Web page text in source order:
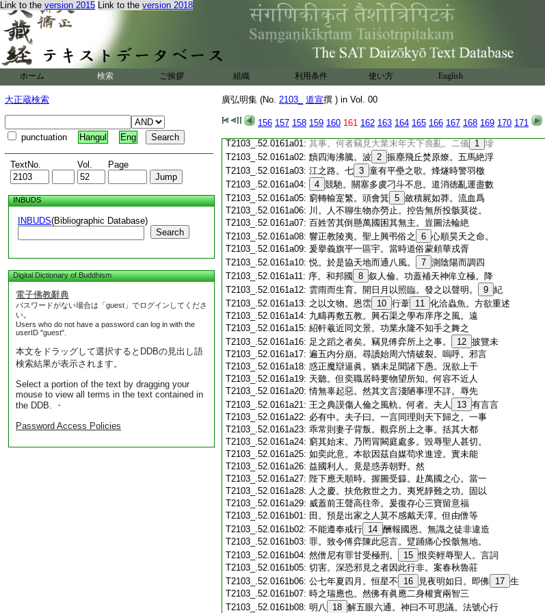
Link to the version 2015 Link to the version 2018
ホーム 検索 ご挨拶 組織 利用条件 使い方 English
大正蔵検索
punctuation Hangul Eng
TextNo. Vol. Page
INBUDS
INBUDS(Bibliographic Database)
Search
Digital Dictionary of Buddhism
電子佛教辭典
パスワードがない場合は「guest」でログインしてくださ
い。
Users who do not have a password can log in with the
userID "guest".
本文をドラッグして選択するとDDBの見出し語
検索結果が表示されます。
Select a portion of the text by dragging your
mouse to view all terms in the text contained in
the DDB. ・
Password Access Policies
廣弘明集 (No. 2103_ 道宣撰 ) in Vol. 00
156 157 158 159 160 161 162 163 164 165 166 167 168 169 170 171
T2103_.52.0160c20: 條如左。謹言
彈曰。如汝所奏損
國害民事不可
53
T2103_.52.0160c21:
上秦王論啓
沙門法琳等啓。琳聞情切者其聲必哀。理正
者其言必直。是以窮子念逹其言。勞人願歌
T2103_.52.0160c24:
T2103_.52.0160c26:
T2103_.52.0160c28:
T2103_.52.0161a01: 其事。何者竊見大業末年天下喪亂。二儀 1 墋
T2103_.52.0161a02: 黷四海沸騰。波 2 振塵飛丘焚原燎。五馬絶浮
T2103_.52.0161a03: 江之路。七 3 童有平壘之歌。烽燧時警羽檄
T2103_.52.0161a04:
4 競馳。關塞多虞刁斗不息。道消徳亂運盡數
T2103_.52.0161a05: 窮轉輸寔繁。頭會箕 5 斂積屍如莽。流血爲
T2103_.52.0161a06: 川。人不聊生物亦勞止。控告無所投骸莫從。
T2103_.52.0161a07: 百姓苦其倒懸萬國困其無主。豈圖法輪絶
T2103_.52.0161a08: 響正教陵夷。聖上興弔俗之 6 心順昊天之命。
T2103_.52.0161a09: 爰擧義旗平一區宇。當時道俗蒙頼華戎胥
T2103_.52.0161a10:悦。於是協天地而通八風。 7 測陰陽而調四
T2103_.52.0161a11: 序。和邦國 8 叙人倫。功蓋補天神侔立極。降
T2103_.52.0161a12: 雲雨而生育。開日月以照臨。發之以聲明。 9 紀
T2103_.52.0161a13: 之以文物。恩霑 10 行葦 11 化洽蟲魚。方欲重述
T2103_.52.0161a14: 九疇再敷五教。興石渠之學布庠序之風。遠
T2103_.52.0161a15: 紹軒羲近同文景。功業永隆不知手之舞之
T2103_.52.0161a16: 足之蹈之者矣。竊見傅弈所上之事。 12 披覽未
T2103_.52.0161a17: 遍五内分崩。尋讀始周六情破裂。嗚呼。邪言
T2103_.52.0161a18: 惑正魔辯逼眞。猶未足聞諸下愚。況欲上干
T2103_.52.0161a19: 天聽。但奕職居時要物望所知。何容不近人
T2103_.52.0161a20:情無辜起惡。然其文言淺陋事理不詳。辱先
T2103_.52.0161a21: 王之典謨傷人倫之風軌。何者。夫人 13 有言言
T2103_.52.0161a22: 必有中。夫子曰。一言同理則天下歸之。一事
T2103_.52.0161a23: 乖常則妻子背叛。觀弈所上之事。括其大都
T2103_.52.0161a24: 窮其始末。乃罔冐闕庭處多。毀辱聖人甚切。
T2103_.52.0161a25: 如奕此意。本欲因茲自媒苟求進逹。實未能
T2103_.52.0161a26: 益國利人。竟是惑弄朝野。然
T2103_.52.0161a27: 陛下應天順時。握圖受籙。赴萬國之心。當一
T2103_.52.0161a28: 人之慶。扶危救世之力。夷兇靜難之功。固以
T2103_.52.0161a29: 威蓋前王聲高往帝。爰復存心三寶留意福
T2103_.52.0161b01: 田。預是出家之人莫不感戴天澤。但由僧等
T2103_.52.0161b02: 不能遵奉戒行 14 酬報國恩。無識之徒非違造
T2103_.52.0161b03: 罪。致令傅弈陳此惡言。躄踊痛心投骸無地。
T2103_.52.0161b04: 然僧尼有罪甘受極刑。 15 恨奕輕辱聖人。言詞
T2103_.52.0161b05: 切害。深恐邪見之者因此行非。案春秋魯莊
T2103_.52.0161b06: 公七年夏四月。恒星不 16 見夜明如日。即佛 17 生
T2103_.52.0161b07: 時之瑞應也。然佛有眞應二身權實兩智三
T2103_.52.0161b08: 明八 18 解五眼六通。神曰不可思議。法號心行